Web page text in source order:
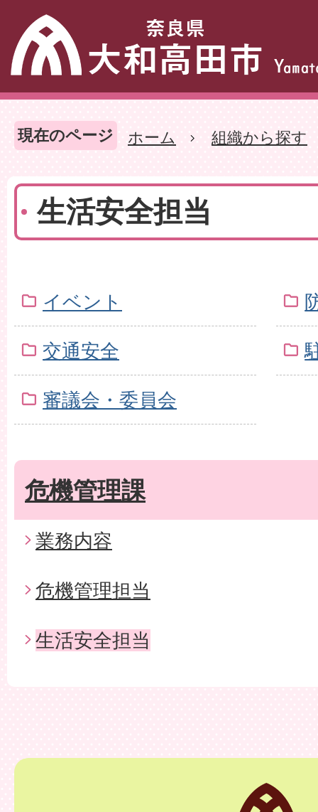
現在のページ ホーム 組織から探す
生活安全担当
イベント
交通安全
審議会・委員会
危機管理課
業務内容
危機管理担当
生活安全担当